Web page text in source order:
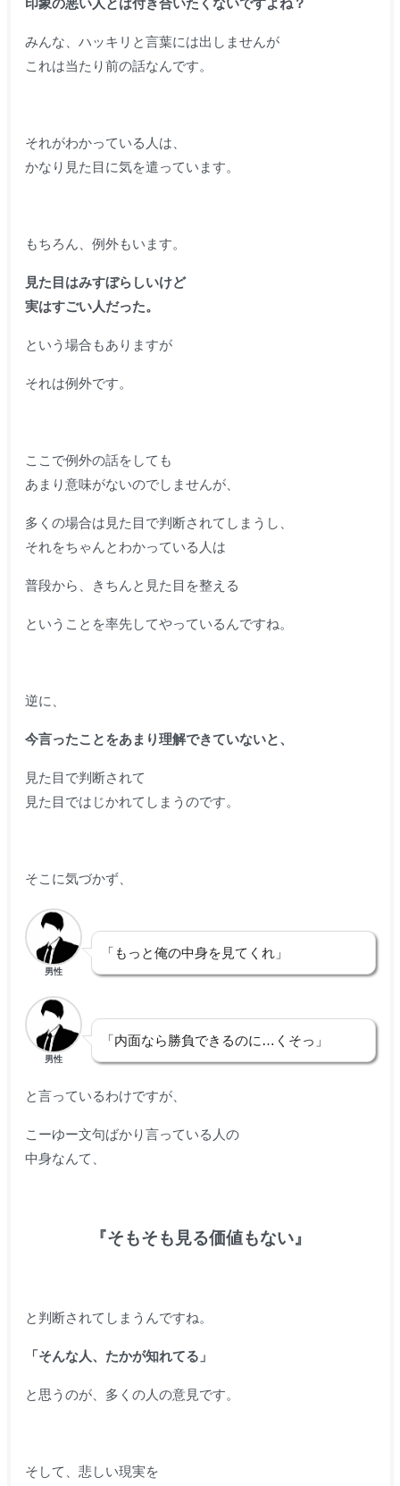
印象の悪い人とは付き合いたくないですよね？
みんな、ハッキリと言葉には出しませんが
これは当たり前の話なんです。
それがわかっている人は、
かなり見た目に気を遣っています。
もちろん、例外もいます。
見た目はみすぼらしいけど
実はすごい人だった。
という場合もありますが
それは例外です。
ここで例外の話をしても
あまり意味がないのでしませんが、
多くの場合は見た目で判断されてしまうし、
それをちゃんとわかっている人は
普段から、きちんと見た目を整える
ということを率先してやっているんですね。
逆に、
今言ったことをあまり理解できていないと、
見た目で判断されて
見た目ではじかれてしまうのです。
そこに気づかず、
男性
「もっと俺の中身を見てくれ」
男性
「内面なら勝負できるのに…くそっ」
と言っているわけですが、
こーゆー文句ばかり言っている人の
中身なんて、
『そもそも見る価値もない』
と判断されてしまうんですね。
「そんな人、たかが知れてる」
と思うのが、多くの人の意見です。
そして、悲しい現実を